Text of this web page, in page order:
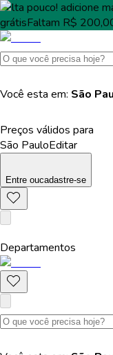
Falta pouco! adicione
grátisFaltam R$
Você esta em: São
Preços válidos para
São PauloEditar
Entre oucadastre-se
Departamentos